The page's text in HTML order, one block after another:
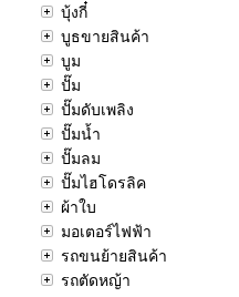
บุ้งกี๋
บูธขายสินค้า
บูม
ปั๊ม
ปั๊มดับเพลิง
ปั๊มน้ำ
ปั๊มลม
ปั๊มไฮโดรลิค
ผ้าใบ
มอเตอร์ไฟฟ้า
รถขนย้ายสินค้า
รถตัดหญ้า